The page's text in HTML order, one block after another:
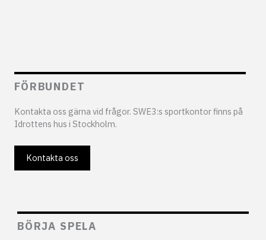
FÖRBUNDET
Kontakta oss gärna vid frågor. SWE3:s sportkontor finns på
Idrottens hus i Stockholm.
Kontakta oss
BÖRJA SPELA